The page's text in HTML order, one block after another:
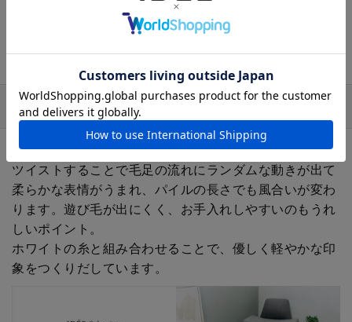
ください。
お手入れ・オーダー時の注意について
はこちら
商品詳細説明
ツイスト（強撚）させたウール糸を使用したラグ。糸を
ツイストすることで毛足の流れにランダムな動きが出て
柔らかな表情がうまれ、パイルの長さでも風合いが変わ
ります。遊び毛が出にくく、お手入れしやすいのもうれ
しいポイント。
ホワイトの糸と組み合わせることで、優しく軽やかな印
象をつくりだしています。